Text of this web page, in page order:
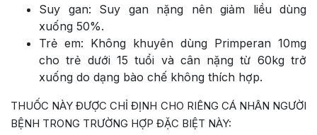
Suy gan: Suy gan nặng nên giảm liều dùng
xuống 50%.
Trẻ em: Không khuyên dùng Primperan 10mg
cho trẻ dưới 15 tuổi và cân nặng từ 60kg trở
xuống do dạng bào chế không thích hợp.
THUỐC NÀY ĐƯỢC CHỈ ĐỊNH CHO RIÊNG CÁ NHÂN NGƯỜI
BỆNH TRONG TRƯỜNG HỢP ĐẶC BIỆT NÀY: